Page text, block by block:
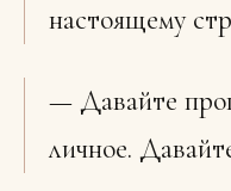
настоящему
— Давайте
личное.